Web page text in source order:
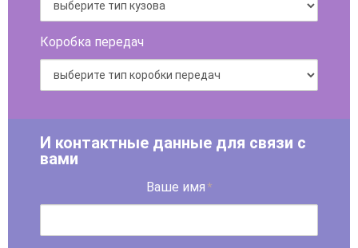
Коробка передач
И контактные данные для связи с
вами
Ваше имя *